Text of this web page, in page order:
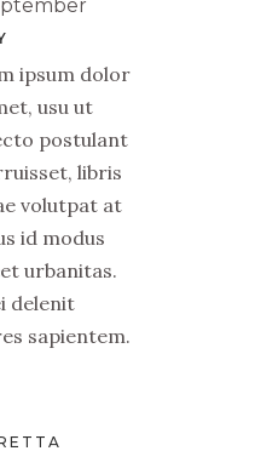
ipsum dolor
usu ut
postulant
libris
volutpat at
id modus
urbanitas.
delenit
sapientem.